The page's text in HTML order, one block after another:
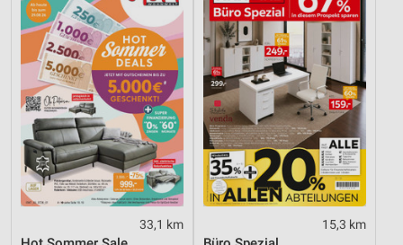
33,1 km 15,3 km